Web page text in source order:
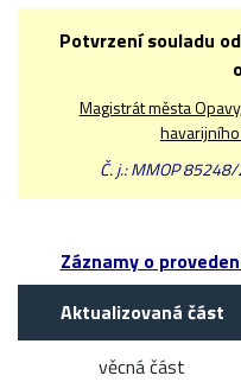
Potvrzení souladu
Magistrát města
Č. j.: MMOP
Záznamy o
Aktualizovaná část
věcná část